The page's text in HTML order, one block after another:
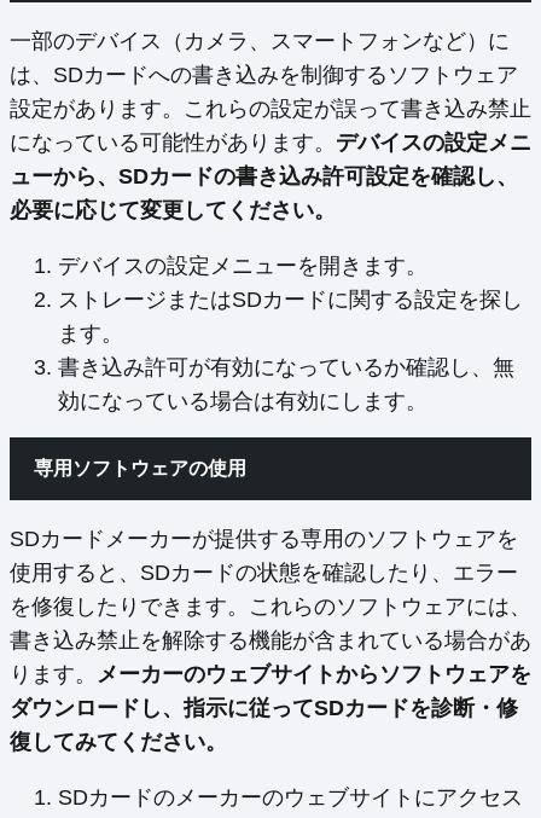
一部のデバイス（カメラ、スマートフォンなど）に
は、SDカードへの書き込みを制御するソフトウェア
設定があります。これらの設定が誤って書き込み禁止
になっている可能性があります。 デバイスの設定メニ
ューから、SDカードの書き込み許可設定を確認し、
必要に応じて変更してください。
デバイスの設定メニューを開きます。
ストレージまたはSDカードに関する設定を探し
ます。
書き込み許可が有効になっているか確認し、無
効になっている場合は有効にします。
専用ソフトウェアの使用
SDカードメーカーが提供する専用のソフトウェアを
使用すると、SDカードの状態を確認したり、エラー
を修復したりできます。これらのソフトウェアには、
書き込み禁止を解除する機能が含まれている場合があ
ります。 メーカーのウェブサイトからソフトウェアを
ダウンロードし、指示に従ってSDカードを診断・修
復してみてください。
SDカードのメーカーのウェブサイトにアクセス